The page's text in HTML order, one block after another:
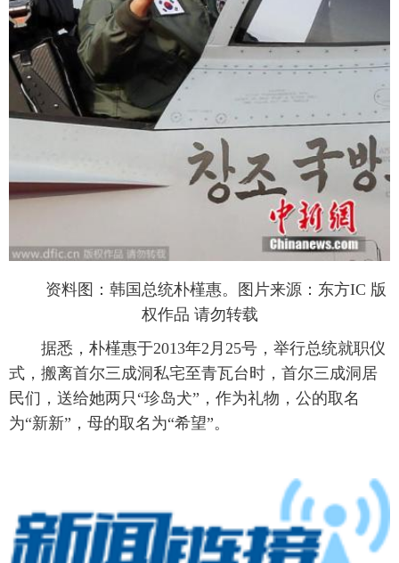
资料图：韩国总统朴槿惠。图片来源：东方IC 版
权作品 请勿转载
据悉，朴槿惠于2013年2月25号，举行总统就职仪
式，搬离首尔三成洞私宅至青瓦台时，首尔三成洞居
民们，送给她两只“珍岛犬”，作为礼物，公的取名
为“新新”，母的取名为“希望”。